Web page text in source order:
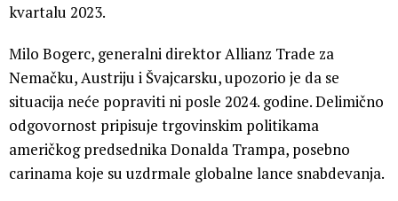
kvartalu 2023.
Milo Bogerc, generalni direktor Allianz Trade za
Nemačku, Austriju i Švajcarsku, upozorio je da se
situacija neće popraviti ni posle 2024. godine. Delimično
odgovornost pripisuje trgovinskim politikama
američkog predsednika Donalda Trampa, posebno
carinama koje su uzdrmale globalne lance snabdevanja.